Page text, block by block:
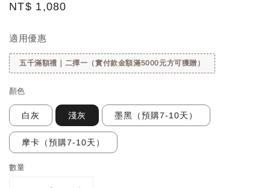
Regular
NT$ 1,080
適用優惠
五千滿額禮｜二擇一（實付款金額滿5000元方可獲贈）
顏色
白灰 淺灰 墨黑（預購7-10天）
摩卡（預購7-10天）
數量